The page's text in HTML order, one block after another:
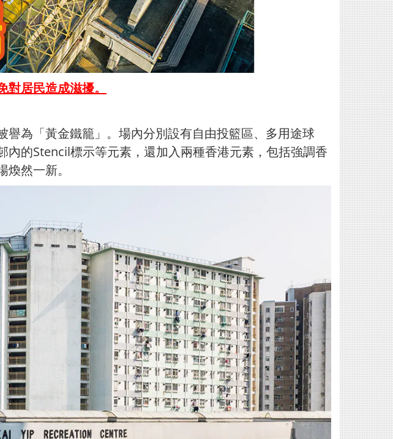
居民造成滋擾。
為「黃金鐵籠」。場內分別設有自由投籃區、多用途球
的Stencil標示等元素，還加入兩種香港元素，包括強調香
然一新。